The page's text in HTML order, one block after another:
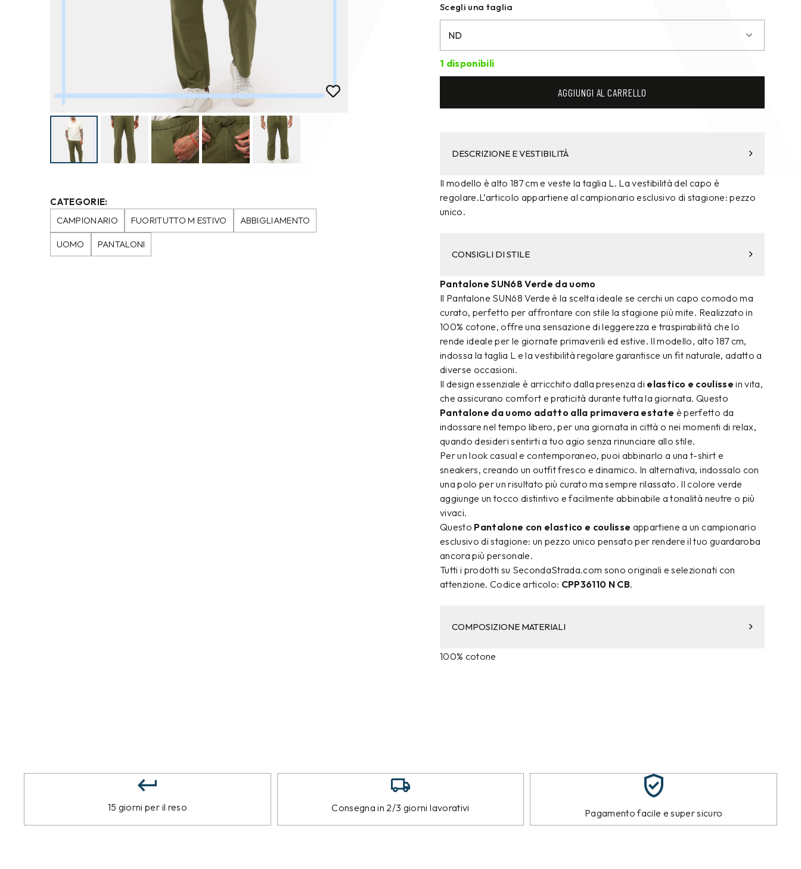
CATEGORIE:
CAMPIONARIO
FUORITUTTO M ESTIVO ABBIGLIAMENTO
UOMO PANTALONI
Scegli una taglia
1 disponibili
AGGIUNGI AL CARRELLO
DESCRIZIONE E VESTIBILITÀ
Il modello è alto 187 cm e veste la taglia L. La vestibilità del capo è
regolare.L’articolo appartiene al campionario esclusivo di stagione: pezzo
unico.
CONSIGLI DI STILE
Pantalone SUN68 Verde da uomo
Il Pantalone SUN68 Verde è la scelta ideale se cerchi un capo comodo ma
curato, perfetto per affrontare con stile la stagione più mite. Realizzato in
100% cotone, offre una sensazione di leggerezza e traspirabilità che lo
rende ideale per le giornate primaverili ed estive. Il modello, alto 187 cm,
indossa la taglia L e la vestibilità regolare garantisce un fit naturale, adatto a
diverse occasioni.
Il design essenziale è arricchito dalla presenza di elastico e coulisse in vita,
che assicurano comfort e praticità durante tutta la giornata. Questo
Pantalone da uomo adatto alla primavera estate è perfetto da
indossare nel tempo libero, per una giornata in città o nei momenti di relax,
quando desideri sentirti a tuo agio senza rinunciare allo stile.
Per un look casual e contemporaneo, puoi abbinarlo a una t-shirt e
sneakers, creando un outfit fresco e dinamico. In alternativa, indossalo con
una polo per un risultato più curato ma sempre rilassato. Il colore verde
aggiunge un tocco distintivo e facilmente abbinabile a tonalità neutre o più
vivaci.
Questo Pantalone con elastico e coulisse appartiene a un campionario
esclusivo di stagione: un pezzo unico pensato per rendere il tuo guardaroba
ancora più personale.
Tutti i prodotti su SecondaStrada.com sono originali e selezionati con
attenzione. Codice articolo: CPP36110 N CB.
COMPOSIZIONE MATERIALI
100% cotone
15 giorni per il reso Consegna in 2/3 giorni lavorativi Pagamento facile e super sicuro